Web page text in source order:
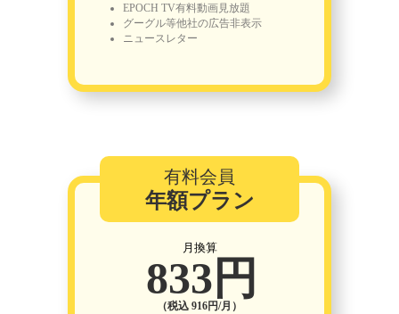
EPOCH TV有料動画見放題
グーグル等他社の広告非表示
ニュースレター
有料会員
年額プラン
月換算
833円
（税込 916円/月）